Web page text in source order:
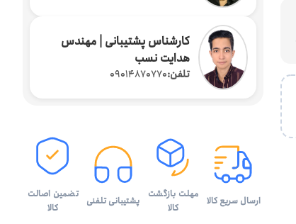
کارشناس پشتیبانی | مهندس
هدایت نسب
تلفن:09014870770
ارسال سریع کالا
مهلت بازگشت
کالا
پشتیبانی تلفنی
تضمین اصالت
کالا